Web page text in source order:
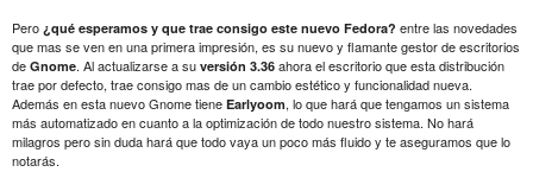
Pero ¿qué esperamos y que trae consigo este nuevo Fedora? entre las novedades
que mas se ven en una primera impresión, es su nuevo y flamante gestor de escritorios
de Gnome. Al actualizarse a su versión 3.36 ahora el escritorio que esta distribución
trae por defecto, trae consigo mas de un cambio estético y funcionalidad nueva.
Además en esta nuevo Gnome tiene Earlyoom, lo que hará que tengamos un sistema
más automatizado en cuanto a la optimización de todo nuestro sistema. No hará
milagros pero sin duda hará que todo vaya un poco más fluido y te aseguramos que lo
notarás.